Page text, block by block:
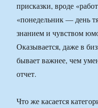
присказки, вроде
«понедельник — день
знанием и чувством
Оказывается, даже в
бывает важнее, чем
отчет.
Что же касается